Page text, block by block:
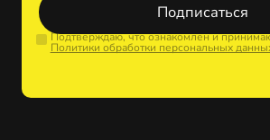
Подписаться
Подтверждаю, что ознакомлен и
Политики обработки персональных